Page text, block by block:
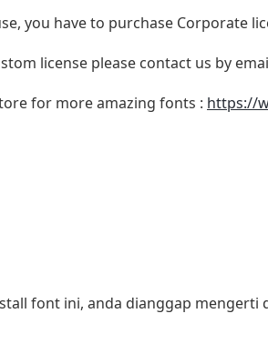
you have to purchase Corporate
license please contact us by
for more amazing fonts : https://
font ini, anda dianggap